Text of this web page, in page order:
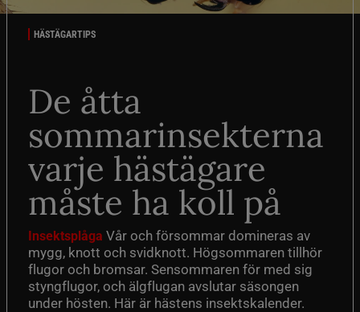
HÄSTÄGARTIPS
De åtta
sommarinsekterna
varje hästägare
måste ha koll på
Insektsplåga Vår och försommar domineras av
mygg, knott och svidknott. Högsommaren tillhör
flugor och bromsar. Sensommaren för med sig
styngflugor, och älgflugan avslutar säsongen
under hösten. Här är hästens insektskalender.